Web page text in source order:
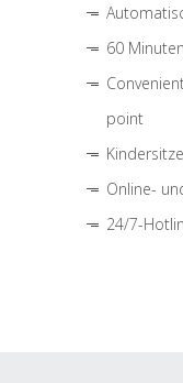
60
point
Online-
24/7-